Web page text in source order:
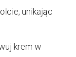
unikając
krem w